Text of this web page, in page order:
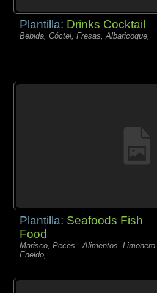
Plantilla: Drinks Cocktail
Bebida, Cóctel, Fresas, Albaricoque,
Plantilla: Seafoods Fish
Food
Marisco, Peces - Alimentos, Limonero,
Eneldo,